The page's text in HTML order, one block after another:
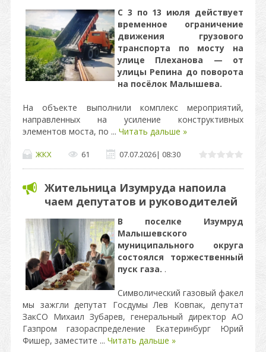
С 3 по 13 июля действует
временное ограничение
движения грузового
транспорта по мосту на
улице Плеханова — от
улицы Репина до поворота
на посёлок Малышева.
На объекте выполнили комплекс мероприятий,
направленных на усиление конструктивных
элементов моста, по ... Читать дальше »
ЖКХ 61 07.07.2026| 08:30
Жительница Изумруда напоила
чаем депутатов и руководителей
В поселке Изумруд
Малышевского
муниципального округа
состоялся торжественный
пуск газа. .
Символический газовый факел
мы зажгли депутат Госдумы Лев Ковпак, депутат
ЗакСО Михаил Зубарев, генеральный директор АО
Газпром газораспределение Екатеринбург Юрий
Фишер, заместите ... Читать дальше »